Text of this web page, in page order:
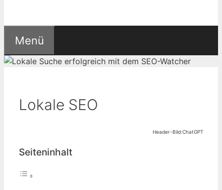
Menü
Lokale SEO
Header-Bild:ChatGPT
Seiteninhalt